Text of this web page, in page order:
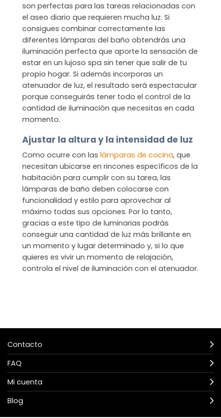
son perfectas para las tareas relacionadas con
el aseo diario que requieren mucha luz. Si
consigues combinar correctamente las
diferentes lámparas del baño obtendrás una
iluminación perfecta que aporte la sensación de
estar en un lujoso spa sin tener que salir de tu
propio hogar. Si además incorporas un
atenuador de luz, el resultado será espectacular
porque conseguirás tener todo el control de la
cantidad de iluminación que necesitas en cada
momento.
Ajustar la altura y la intensidad de luz
Como ocurre con las lámparas de cocina, que
necesitan ubicarse en rincones específicos de la
habitación para cumplir con su tarea, las
lámparas de baño deben colocarse con
funcionalidad y estilo para aprovechar al
máximo todas sus opciones. Por lo tanto,
gracias a este tipo de luminarias podrás
conseguir una cantidad de luz más brillante en
un momento y lugar determinado y, si lo que
quieres es vivir un momento de relajación,
controla el nivel de iluminación con el atenuador.
Contacto
FAQ
Mi cuenta
Blog